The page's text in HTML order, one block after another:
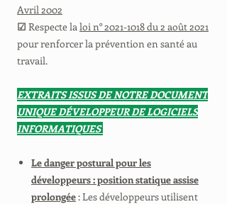
Avril 2002
☑ Respecte laloi n° 2021-1018 du 2 août 2021
pour renforcer la prévention en santé au
travail.
EXTRAITS ISSUS DE NOTRE DOCUMENT
UNIQUE DÉVELOPPEUR DE LOGICIELS
INFORMATIQUES
Le danger postural pour les
développeurs : position statique assise
prolongée: Les développeurs utilisent